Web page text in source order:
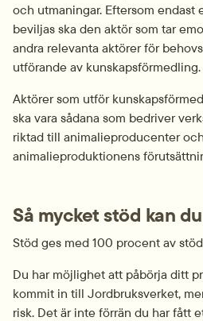
och utmaningar. Eftersom endast
beviljas ska den aktör som tar
andra relevanta aktörer för
utförande av kunskapsförmedling.
Aktörer som utför
ska vara sådana som bedriver
riktad till animalieproducenter
animalieproduktionens
Så mycket stöd kan
Stöd ges med 100 procent av
Du har möjlighet att påbörja ditt
kommit in till Jordbruksverket,
risk. Det är inte förrän du har fått